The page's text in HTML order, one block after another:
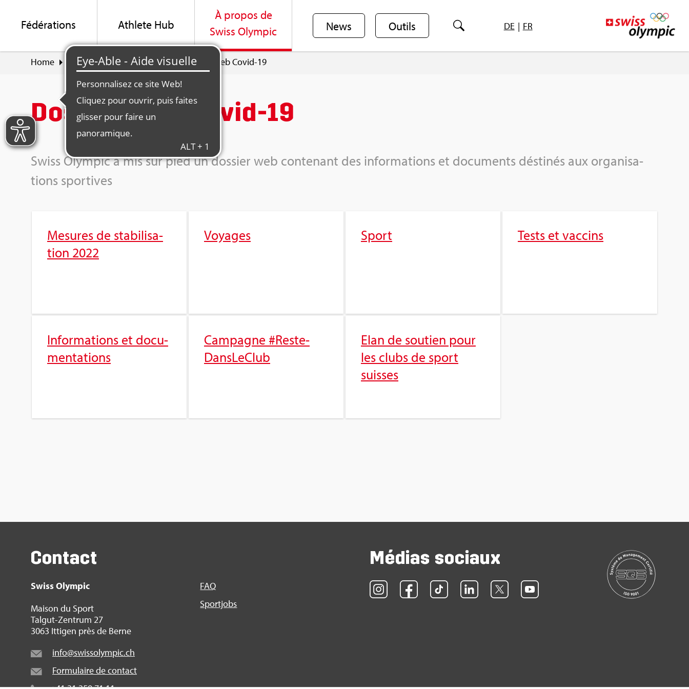
Fédé­ra­tions Ath­lete Hub
À pro­pos de
Swiss Olym­pic
News Outils DE | FR
Home À pro­pos de Swiss Olym­pic Dos­sier web Covid-19
Dos­sier web Covid-19
Swiss Olym­pic a mis sur pied un dos­sier web conte­nant des infor­ma­tions et docu­ments désti­nés aux orga­ni­sa­
tions spor­tives
Mesures de sta­bi­li­sa­
tion 2022
Voyages Sport Tests et vac­cins
Infor­ma­tions et docu­
men­ta­tions
Cam­pagne #Res­te­
Dans­Le­Club
Elan de sou­tien pour
les clubs de sport
suisses
Contact
Swiss Olym­pic
Mai­son du Sport
Tal­gut-Zen­trum 27
3063 Itti­gen près de Berne
info@​swi​ssol​ympi​c.​ch
For­mu­laire de contact
FAQ
Sport­jobs
Médias sociaux